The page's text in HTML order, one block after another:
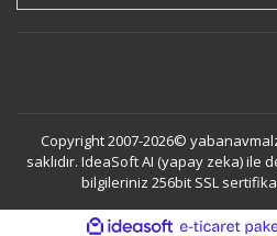
Copyright 2007-2026©
saklıdır. IdeaSoft AI (yapay zeka) ile
bilgileriniz 256bit SSL
ideasoft